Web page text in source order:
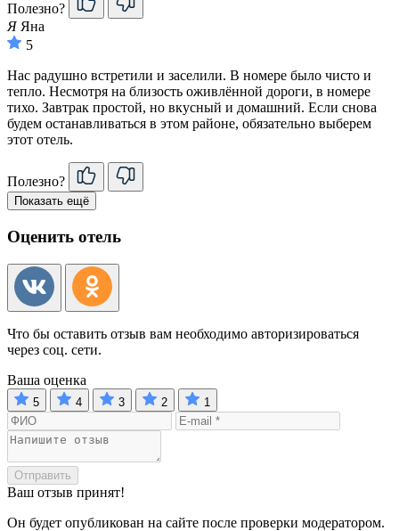
Полезно?
Я Яна
5
Нас радушно встретили и заселили. В номере было чисто и
тепло. Несмотря на близость оживлённой дороги, в номере
тихо. Завтрак простой, но вкусный и домашний. Если снова
будем останавливаться в этом районе, обязательно выберем
этот отель.
Полезно?
Показать ещё
Оценить отель
Что бы оставить отзыв вам необходимо авторизироваться
через соц. сети.
Ваша оценка
5 4 3 2 1
Отправить
Ваш отзыв принят!
Он будет опубликован на сайте после проверки модератором.